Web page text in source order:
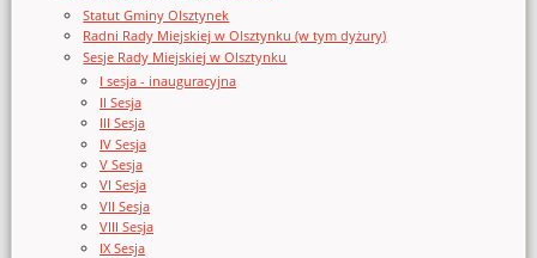
Statut Gminy Olsztynek
Radni Rady Miejskiej w Olsztynku (w tym dyżury)
Sesje Rady Miejskiej w Olsztynku
I sesja - inauguracyjna
II Sesja
III Sesja
IV Sesja
V Sesja
VI Sesja
VII Sesja
VIII Sesja
IX Sesja